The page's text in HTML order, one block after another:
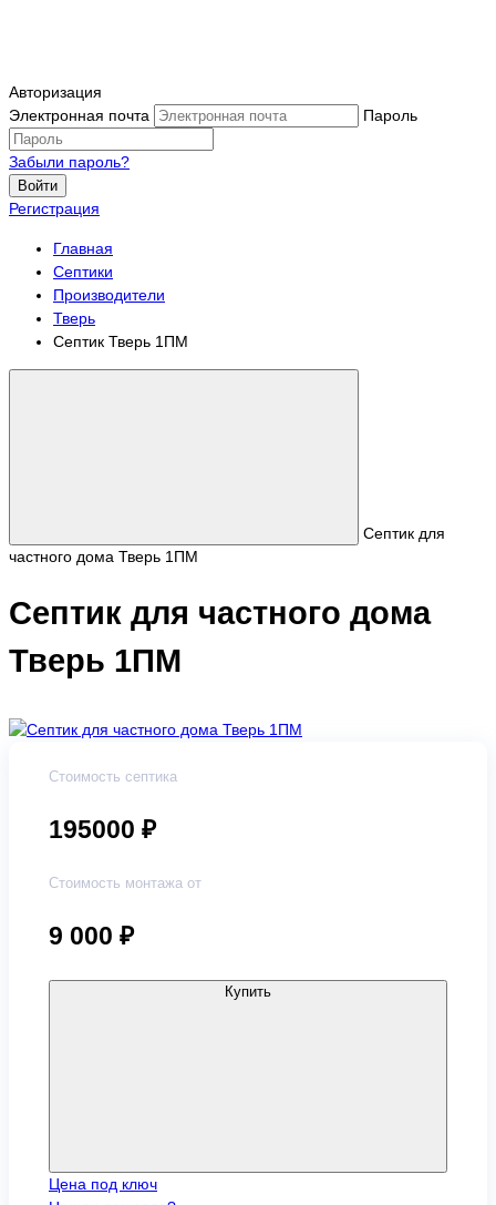
Авторизация
Электронная почта
Пароль
Забыли пароль?
Войти
Регистрация
Главная
Септики
Производители
Тверь
Септик Тверь 1ПМ
Септик для
частного дома Тверь 1ПМ
Септик для частного дома
Тверь 1ПМ
Стоимость септика
195000 ₽
Стоимость монтажа от
9 000 ₽
Купить
Цена под ключ